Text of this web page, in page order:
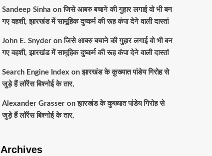
Sandeep Sinha onजिसे आबरु बचाने की गुहार लगाई वो भी बन
गए वहशी, झारखंड में सामूहिक दुष्कर्म की रूह कंपा देने वाली दास्तां
John E. Snyderonजिसे आबरु बचाने की गुहार लगाई वो भी बन
गए वहशी, झारखंड में सामूहिक दुष्कर्म की रूह कंपा देने वाली दास्तां
Search Engine Indexonझारखंड के कुख्यात पांडेय गिरोह से
जुड़े हैं लॉरेंस बिश्नोई के तार,
Alexander Grasseronझारखंड के कुख्यात पांडेय गिरोह से
जुड़े हैं लॉरेंस बिश्नोई के तार,
Archives